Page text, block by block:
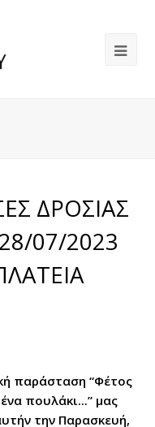
ΔΡΟΣΙΑΣ
07/2023
παράσταση “Φέτος
πουλάκι...” μας
την Παρασκευή,